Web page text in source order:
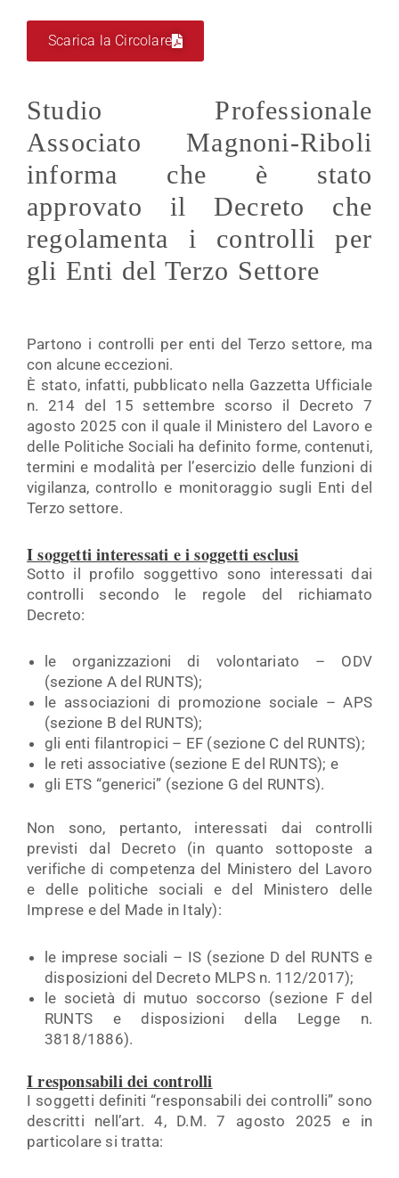
Scarica la Circolare
Studio Professionale
Associato Magnoni-Riboli
informa che è stato
approvato il Decreto che
regolamenta i controlli per
gli Enti del Terzo Settore
Partono i controlli per enti del Terzo settore, ma
con alcune eccezioni.
È stato, infatti, pubblicato nella Gazzetta Ufficiale
n. 214 del 15 settembre scorso il Decreto 7
agosto 2025 con il quale il Ministero del Lavoro e
delle Politiche Sociali ha definito forme, contenuti,
termini e modalità per l’esercizio delle funzioni di
vigilanza, controllo e monitoraggio sugli Enti del
Terzo settore.
I soggetti interessati e i soggetti esclusi
Sotto il profilo soggettivo sono interessati dai
controlli secondo le regole del richiamato
Decreto:
le organizzazioni di volontariato – ODV
(sezione A del RUNTS);
le associazioni di promozione sociale – APS
(sezione B del RUNTS);
gli enti filantropici – EF (sezione C del RUNTS);
le reti associative (sezione E del RUNTS); e
gli ETS “generici” (sezione G del RUNTS).
Non sono, pertanto, interessati dai controlli
previsti dal Decreto (in quanto sottoposte a
verifiche di competenza del Ministero del Lavoro
e delle politiche sociali e del Ministero delle
Imprese e del Made in Italy):
le imprese sociali – IS (sezione D del RUNTS e
disposizioni del Decreto MLPS n. 112/2017);
le società di mutuo soccorso (sezione F del
RUNTS e disposizioni della Legge n.
3818/1886).
I responsabili dei controlli
I soggetti definiti “responsabili dei controlli” sono
descritti nell’art. 4, D.M. 7 agosto 2025 e in
particolare si tratta: